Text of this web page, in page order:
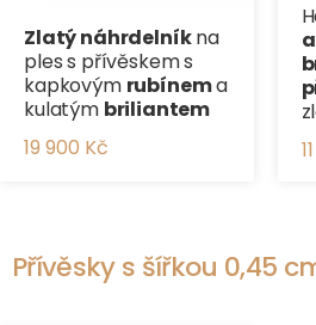
Zlatý náhrdelníkna
ples s přívěskem s
kapkovým rubínema
kulatým briliantem
19 900 Kč
Přívěsky s šířkou 0,45